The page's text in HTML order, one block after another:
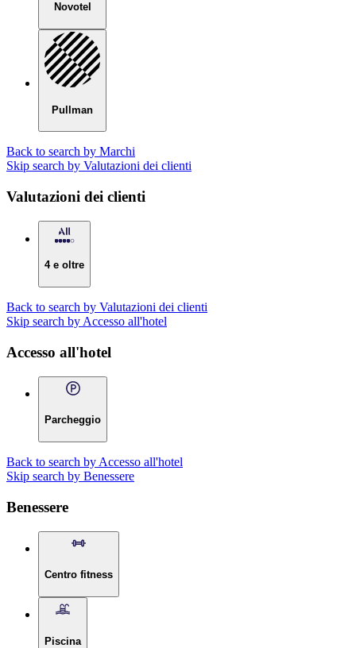
Novotel
Pullman
Back to search by Marchi
Skip search by Valutazioni dei clienti
Valutazioni dei clienti
4 e oltre
Back to search by Valutazioni dei clienti
Skip search by Accesso all'hotel
Accesso all'hotel
Parcheggio
Back to search by Accesso all'hotel
Skip search by Benessere
Benessere
Centro fitness
Piscina